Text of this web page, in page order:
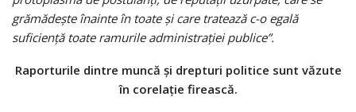
grămădeşte înainte în toate şi care tratează c-o egală
suficienţă toate ramurile administraţiei publice”.
Raporturile dintre muncă şi drepturi politice sunt văzute
în corelaţie firească.